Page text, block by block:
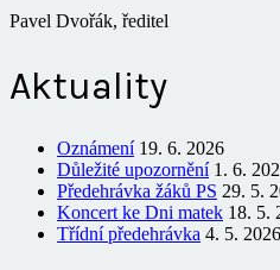
Pavel Dvořák, ředitel
Aktuality
Oznámení 19. 6. 2026
Důležité upozornění 1. 6.
Předehrávka žáků PS 29. 5.
Koncert ke Dni matek 18. 5.
Třídní předehrávka 4. 5. 2026